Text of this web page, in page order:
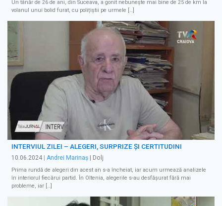
Un tânăr de 26 de ani, din Suceava, a gonit nebunește mai bine de 25 de km la
volanul unui bolid furat, cu polițiștii pe urmele […]
INTERVIUL ZILEI – ALEGERI, SURPRIZE ȘI CERTITUDINI
10.06.2024 Andrei Marinaș | Dolj
Prima rundă de alegeri din acest an s-a încheiat, iar acum urmează analizele
în interiorul fiecărui partid. În Oltenia, alegerile s-au desfășurat fără mai
probleme, iar […]